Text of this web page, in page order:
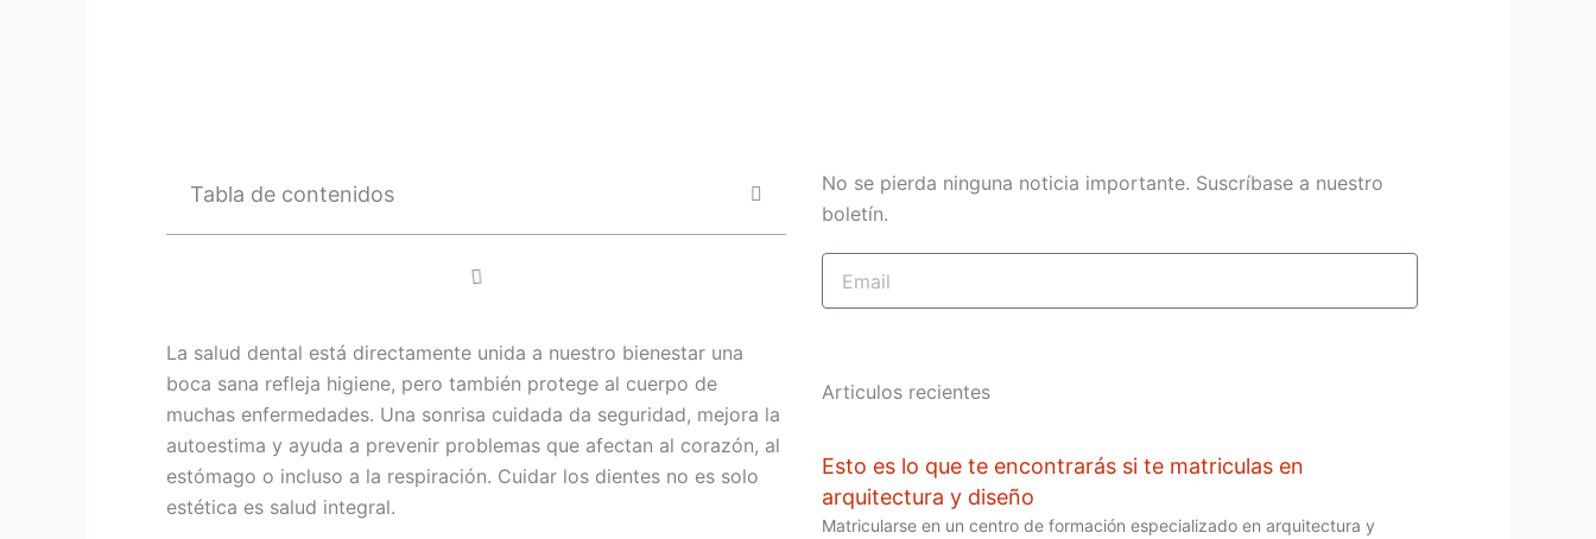
Tabla de contenidos
La salud dental está directamente unida a nuestro bienestar una
boca sana refleja higiene, pero también protege al cuerpo de
muchas enfermedades. Una sonrisa cuidada da seguridad, mejora la
autoestima y ayuda a prevenir problemas que afectan al corazón, al
estómago o incluso a la respiración. Cuidar los dientes no es solo
estética es salud integral.
No se pierda ninguna noticia importante. Suscríbase a nuestro
boletín.
Articulos recientes
Esto es lo que te encontrarás si te matriculas en
arquitectura y diseño
Matricularse en un centro de formación especializado en arquitectura y